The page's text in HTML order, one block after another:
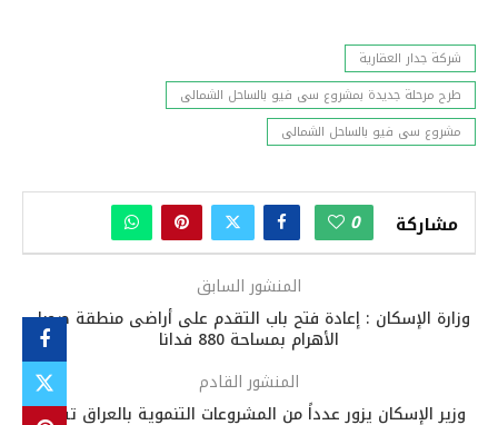
شركة جدار العقارية
طرح مرحلة جديدة بمشروع سى فيو بالساحل الشمالى
مشروع سى فيو بالساحل الشمالى
مشاركة 0
المنشور السابق
وزارة الإسكان : إعادة فتح باب التقدم على أراضى منطقة صحراء
الأهرام بمساحة 880 فدانا
المنشور القادم
وزير الإسكان يزور عدداً من المشروعات التنموية بالعراق تشارك